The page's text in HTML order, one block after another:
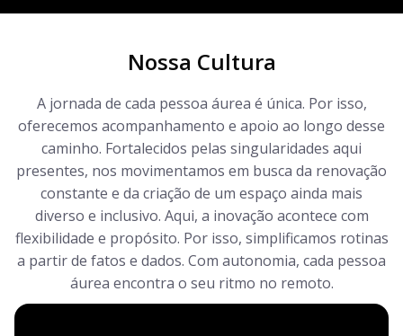
Nossa Cultura
A jornada de cada pessoa áurea é única. Por isso,
oferecemos acompanhamento e apoio ao longo desse
caminho. Fortalecidos pelas singularidades aqui
presentes, nos movimentamos em busca da renovação
constante e da criação de um espaço ainda mais
diverso e inclusivo. Aqui, a inovação acontece com
flexibilidade e propósito. Por isso, simplificamos rotinas
a partir de fatos e dados. Com autonomia, cada pessoa
áurea encontra o seu ritmo no remoto.